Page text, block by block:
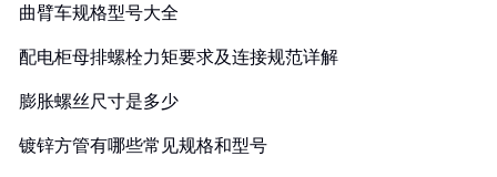
曲臂车规格型号大全
配电柜母排螺栓力矩要求及连接规范详解
膨胀螺丝尺寸是多少
镀锌方管有哪些常见规格和型号